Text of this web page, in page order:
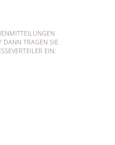
DANN TRAGEN SIE
EIN: